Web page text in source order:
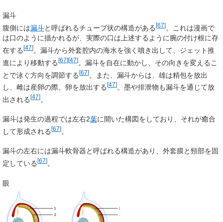
漏斗
腹側には漏斗と呼ばれるチューブ状の構造がある[67]。これは漫画で
は口のように描かれるが、実際の口は上述するように腕の付け根に存
在する [47]。漏斗から外套腔内の海水を強く噴き出して、ジェット推
進により移動する[67][47]。漏斗を自在に動かし、その向きを変えるこ
とで泳ぐ方向を調節する[67]。また、漏斗からは、雄は精包を放出
し、雌は産卵の際、卵を放出する [47]。墨や排泄物も漏斗を通じて放
出される[47]。
漏斗は発生の過程では左右2葉に開いた構図をしており、それが癒合
して形成される [67]。
漏斗の左右には漏斗軟骨器と呼ばれる構造があり、外套膜と頸部を固
定している [67]。
眼